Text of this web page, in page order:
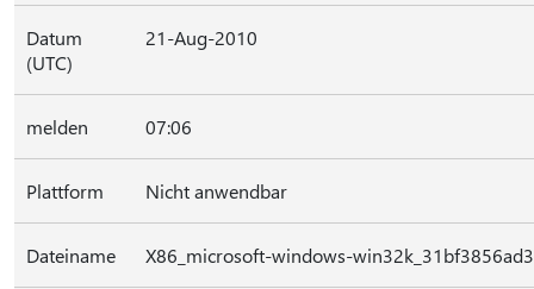
Datum
(UTC)
21-Aug-2010
melden 07:06
Plattform Nicht anwendbar
Dateiname X86_microsoft-windows-